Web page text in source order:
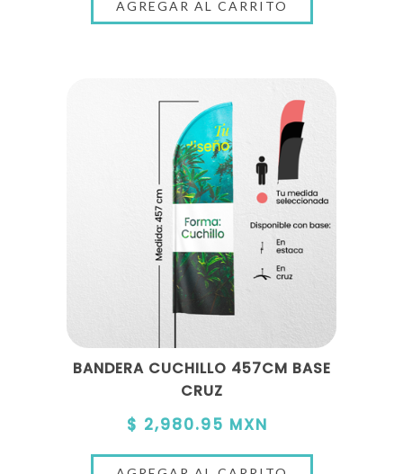
BANDERA CUCHILLO 457CM BASE
CRUZ
$ 2,980.95 MXN